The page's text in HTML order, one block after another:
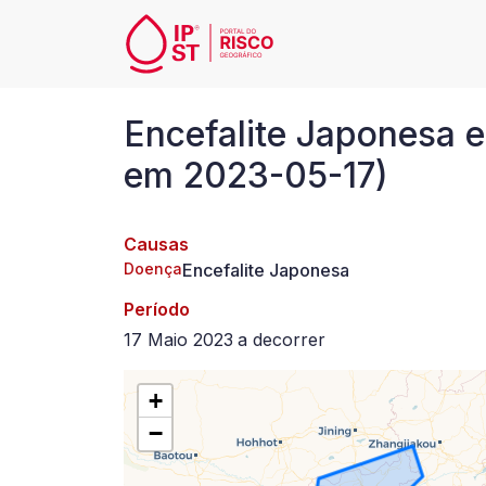
Passar para o conteúdo principal
Encefalite
Japonesa
China,
desde
Encefalite Japonesa
em 2023-05-17)
Causas
DoençaEncefalite Japonesa
Período
17 Maio 2023 a decorrer
+
−